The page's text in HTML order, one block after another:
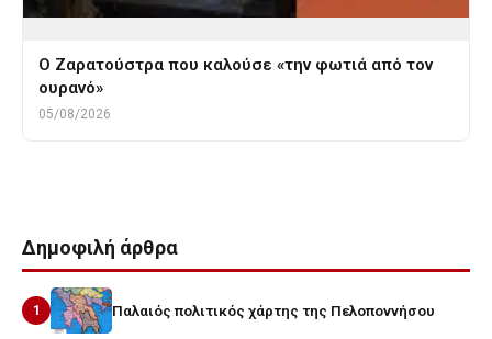
Ο Ζαρατούστρα που καλούσε «την φωτιά από τον
ουρανό»
05/08/2026
Δημοφιλή άρθρα
1 Παλαιός πολιτικός χάρτης της Πελοποννήσου